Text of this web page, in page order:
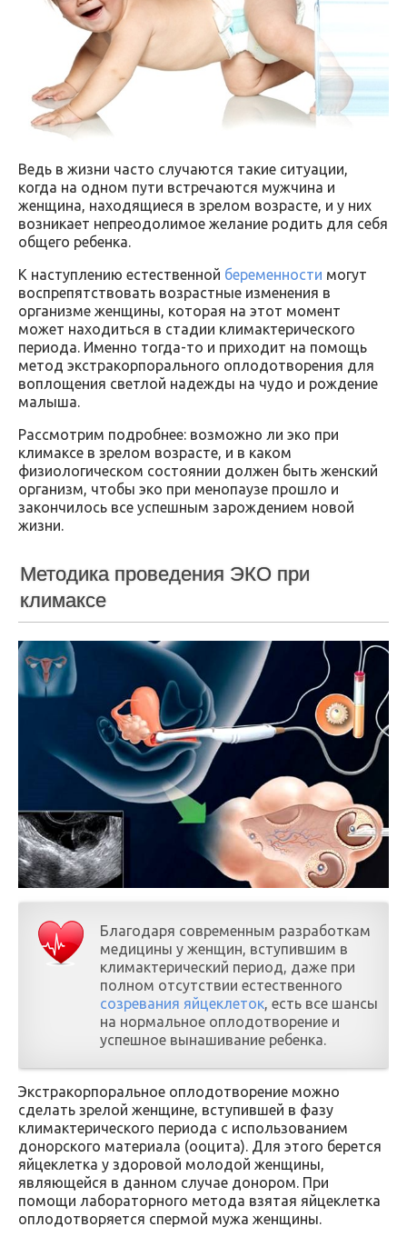
Ведь в жизни часто случаются такие ситуации,
когда на одном пути встречаются мужчина и
женщина, находящиеся в зрелом возрасте, и у них
возникает непреодолимое желание родить для себя
общего ребенка.
К наступлению естественной беременности могут
воспрепятствовать возрастные изменения в
организме женщины, которая на этот момент
может находиться в стадии климактерического
периода. Именно тогда-то и приходит на помощь
метод экстракорпорального оплодотворения для
воплощения светлой надежды на чудо и рождение
малыша.
Рассмотрим подробнее: возможно ли эко при
климаксе в зрелом возрасте, и в каком
физиологическом состоянии должен быть женский
организм, чтобы эко при менопаузе прошло и
закончилось все успешным зарождением новой
жизни.
Методика проведения ЭКО при
климаксе
Благодаря современным разработкам
медицины у женщин, вступившим в
климактерический период, даже при
полном отсутствии естественного
созревания яйцеклеток , есть все шансы
на нормальное оплодотворение и
успешное вынашивание ребенка.
Экстракорпоральное оплодотворение можно
сделать зрелой женщине, вступившей в фазу
климактерического периода с использованием
донорского материала (ооцита). Для этого берется
яйцеклетка у здоровой молодой женщины,
являющейся в данном случае донором. При
помощи лабораторного метода взятая яйцеклетка
оплодотворяется спермой мужа женщины.